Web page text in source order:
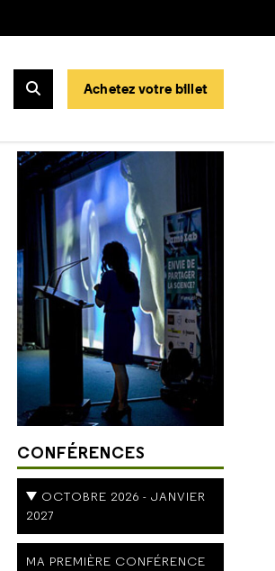
Rechercher
Achetez votre billet
CONFÉRENCES
OCTOBRE 2026 - JANVIER
2027
MA PREMIÈRE CONFÉRENCE